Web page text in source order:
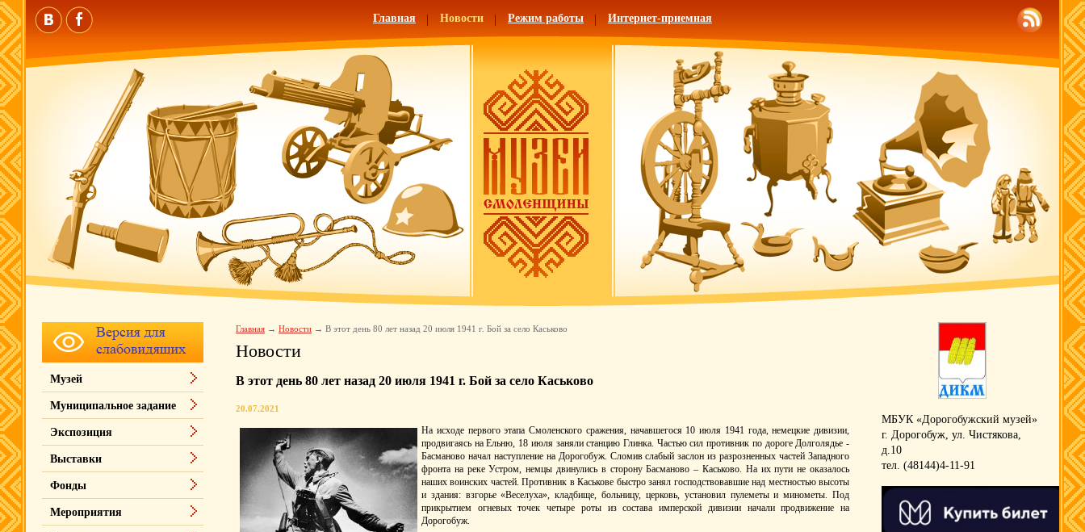
Главная Новости Режим работы Интернет-приемная
Главная Новости В этот день 80 лет назад 20 июля 1941 г. Бой за село Каськово
Новости
В этот день 80 лет назад 20 июля 1941 г. Бой за село Каськово
20.07.2021
На исходе первого этапа Смоленского сражения, начавшегося 10 июля 1941 года, немецкие дивизии,
продвигаясь на Ельню, 18 июля заняли станцию Глинка. Частью сил противник по дороге Долголядье -
Басманово начал наступление на Дорогобуж. Сломив слабый заслон из разрозненных частей Западного
фронта на реке Устром, немцы двинулись в сторону Басманово – Каськово. На их пути не оказалось
наших воинских частей. Противник в Каськове быстро занял господствовавшие над местностью высоты
и здания: взгорье «Веселуха», кладбище, больницу, церковь, установил пулеметы и минометы. Под
прикрытием огневых точек четыре роты из состава имперской дивизии начали продвижение на
Дорогобуж.
Музей
Муниципальное задание
Экспозиция
Выставки
Фонды
Мероприятия
МБУК «Дорогобужский музей»
г. Дорогобуж, ул. Чистякова,
д.10
тел. (48144)4-11-91